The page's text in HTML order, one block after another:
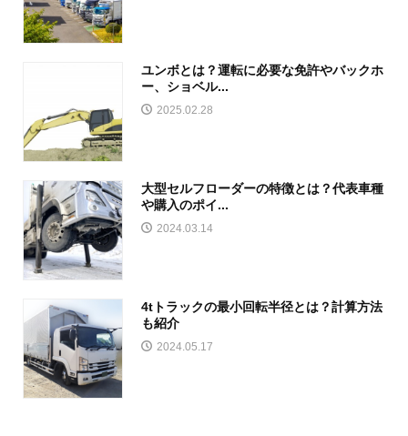
ユンボとは？運転に必要な免許やバックホ
ー、ショベル...
2025.02.28
大型セルフローダーの特徴とは？代表車種
や購入のポイ...
2024.03.14
4tトラックの最小回転半径とは？計算方法
も紹介
2024.05.17